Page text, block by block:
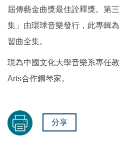
屆傳藝金曲獎最佳詮釋獎。第
集」由環球音樂發行，此專輯
習曲全集。
現為中國文化大學音樂系專任
Arts合作鋼琴家。
分享